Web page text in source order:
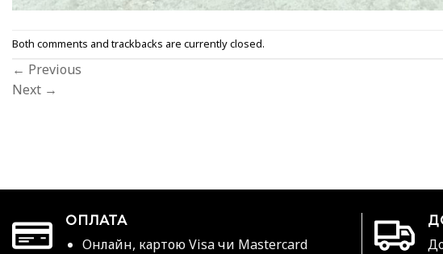
Both comments and trackbacks are currently closed.
← Previous
Next →
ОПЛАТА
Онлайн, картою Visa чи Mastercard